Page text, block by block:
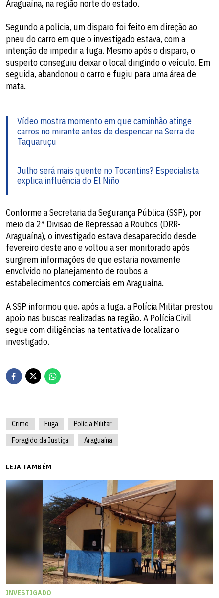
Araguaína, na região norte do estado.
Segundo a polícia, um disparo foi feito em direção ao
pneu do carro em que o investigado estava, com a
intenção de impedir a fuga. Mesmo após o disparo, o
suspeito conseguiu deixar o local dirigindo o veículo. Em
seguida, abandonou o carro e fugiu para uma área de
mata.
Vídeo mostra momento em que caminhão atinge
carros no mirante antes de despencar na Serra de
Taquaruçu
Julho será mais quente no Tocantins? Especialista
explica influência do El Niño
Conforme a Secretaria da Segurança Pública (SSP), por
meio da 2ª Divisão de Repressão a Roubos (DRR-
Araguaína), o investigado estava desaparecido desde
fevereiro deste ano e voltou a ser monitorado após
surgirem informações de que estaria novamente
envolvido no planejamento de roubos a
estabelecimentos comerciais em Araguaína.
A SSP informou que, após a fuga, a Polícia Militar prestou
apoio nas buscas realizadas na região. A Polícia Civil
segue com diligências na tentativa de localizar o
investigado.
Crime Fuga
Polícia Militar
Foragido da Justiça
Araguaína
LEIA TAMBÉM
INVESTIGADO